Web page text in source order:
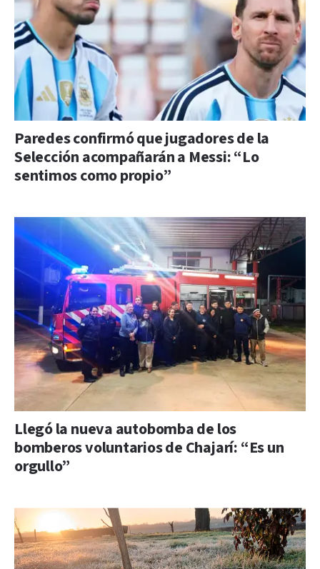
Paredes confirmó que jugadores de la
Selección acompañarán a Messi: “Lo
sentimos como propio”
Llegó la nueva autobomba de los
bomberos voluntarios de Chajarí: “Es un
orgullo”